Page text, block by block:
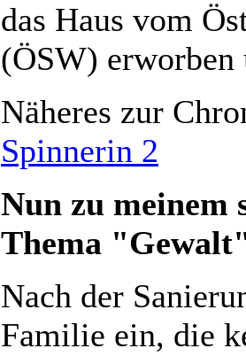
das Haus vom
(ÖSW) erworben
Näheres zur
Spinnerin 2
Nun zu
Thema
Nach der
Familie ein, die